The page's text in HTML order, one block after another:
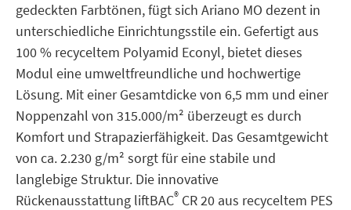
gedeckten Farbtönen, fügt sich Ariano MO dezent in
unterschiedliche Einrichtungsstile ein. Gefertigt aus
100 % recyceltem Polyamid Econyl, bietet dieses
Modul eine umweltfreundliche und hochwertige
Lösung. Mit einer Gesamtdicke von 6,5 mm und einer
Noppenzahl von 315.000/m² überzeugt es durch
Komfort und Strapazierfähigkeit. Das Gesamtgewicht
von ca. 2.230 g/m² sorgt für eine stabile und
langlebige Struktur. Die innovative
Rückenausstattung liftBAC® CR 20 aus recyceltem PES